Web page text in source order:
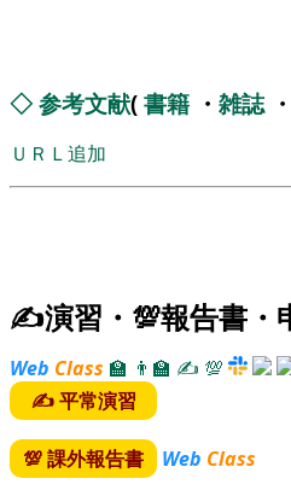
◇ 参考文献( 書籍 ・ 雑誌・
ＵＲＬ追加
✍演習・💯報告書・
Web Class 🏫 👨‍🏫 ✍ 💯
✍ 平常演習
💯 課外報告書 Web Class